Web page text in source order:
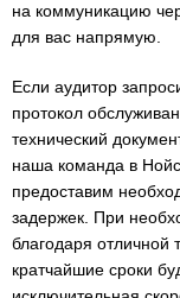
на коммуникацию
для вас напрямую.
Если аудитор
протокол
технический
наша команда в
предоставим
задержек. При
благодаря отличной
кратчайшие сроки